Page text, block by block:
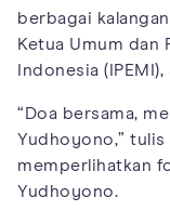
berbagai
Ketua Umum dan
Indonesia
“Doa bersama,
Yudhoyono,”
memperlihatkan
Yudhoyono.